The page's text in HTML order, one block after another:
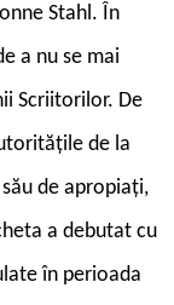
Stahl. În
a nu se mai
Scriitorilor. De
de la
de apropiați,
a debutat cu
în perioada